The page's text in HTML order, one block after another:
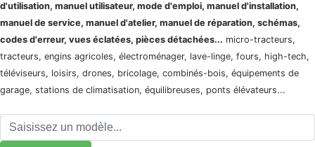
d'utilisation, manuel utilisateur, mode d'emploi, manuel d'installation,
manuel de service, manuel d'atelier, manuel de réparation, schémas,
codes d'erreur, vues éclatées, pièces détachées... micro-tracteurs,
tracteurs, engins agricoles, électroménager, lave-linge, fours, high-tech,
téléviseurs, loisirs, drones, bricolage, combinés-bois, équipements de
garage, stations de climatisation, équilibreuses, ponts élévateurs...